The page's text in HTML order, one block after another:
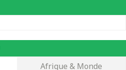
Afrique & Monde